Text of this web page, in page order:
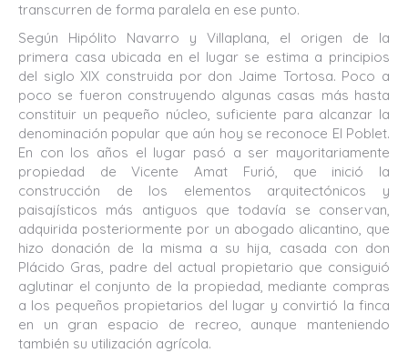
transcurren de forma paralela en ese punto.
Según Hipólito Navarro y Villaplana, el origen de la
primera casa ubicada en el lugar se estima a principios
del siglo XIX construida por don Jaime Tortosa. Poco a
poco se fueron construyendo algunas casas más hasta
constituir un pequeño núcleo, suficiente para alcanzar la
denominación popular que aún hoy se reconoce El Poblet.
En con los años el lugar pasó a ser mayoritariamente
propiedad de Vicente Amat Furió, que inició la
construcción de los elementos arquitectónicos y
paisajísticos más antiguos que todavía se conservan,
adquirida posteriormente por un abogado alicantino, que
hizo donación de la misma a su hija, casada con don
Plácido Gras, padre del actual propietario que consiguió
aglutinar el conjunto de la propiedad, mediante compras
a los pequeños propietarios del lugar y convirtió la finca
en un gran espacio de recreo, aunque manteniendo
también su utilización agrícola.